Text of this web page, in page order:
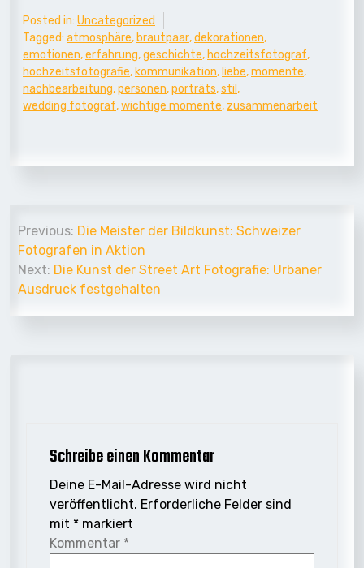
Posted in: Uncategorized
Tagged: atmosphäre, brautpaar,dekorationen,
emotionen,erfahrung,geschichte, hochzeitsfotograf,
hochzeitsfotografie, kommunikation, liebe,momente,
nachbearbeitung,personen,porträts,stil ,
wedding fotograf,wichtige momente, zusammenarbeit
Beitrags-
Navigation
Previous: Die Meister der Bildkunst: Schweizer
Fotografen in Aktion
Next: Die Kunst der Street Art Fotografie: Urbaner
Ausdruck festgehalten
Schreibe einen Kommentar
Deine E-Mail-Adresse wird nicht
veröffentlicht. Erforderliche Felder sind
mit * markiert
Kommentar *